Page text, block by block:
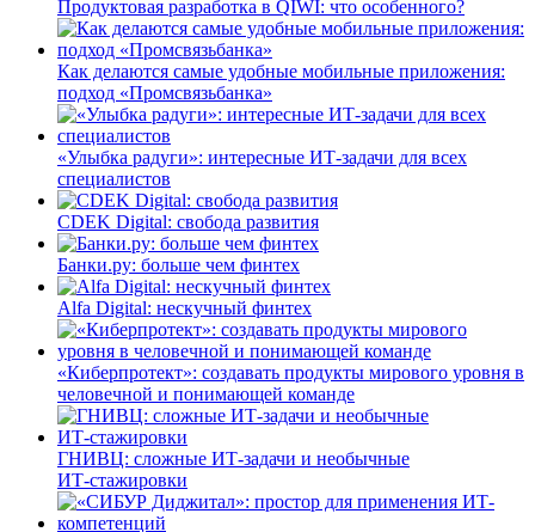
Продуктовая разработка в QIWI: что особенного?
Как делаются самые удобные мобильные приложения:
подход «Промсвязьбанка»
«Улыбка радуги»: интересные ИТ-задачи для всех
специалистов
CDEK Digital: свобода развития
Банки.ру: больше чем финтех
Alfa Digital: нескучный финтех
«Киберпротект»: создавать продукты мирового уровня в
человечной и понимающей команде
ГНИВЦ: сложные ИТ‑задачи и необычные
ИТ‑стажировки